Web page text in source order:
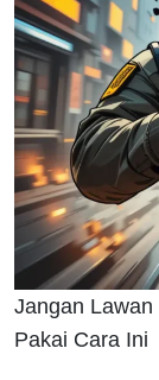
Jangan
Pakai Cara Ini